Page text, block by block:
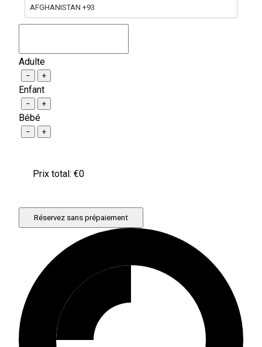
AFGHANISTAN +93
Adulte
− +
Enfant
− +
Bébé
− +
Prix ​​total: €0
Réservez sans prépaiement